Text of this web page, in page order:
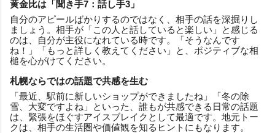
黄金比は「聞き手7：話し手3」
自分のアピールばかりするのではなく、相手の話を深掘りし
ましょう。相手が「この人と話していると楽しい」と感じる
のは、自分が主役になれている時です。「そうなんです
ね！」「もっと詳しく教えてください」と、ポジティブな相
槌を心がけてください。
札幌ならではの話題で共感を生む
「最近、駅前に新しいショップができましたね」「冬の除
雪、大変ですよね」といった、誰もが共感できる日常の話題
は、緊張をほぐすアイスブレイクとして最適です。地元トー
クは、相手の生活圏や価値観を知るヒントにもなります。